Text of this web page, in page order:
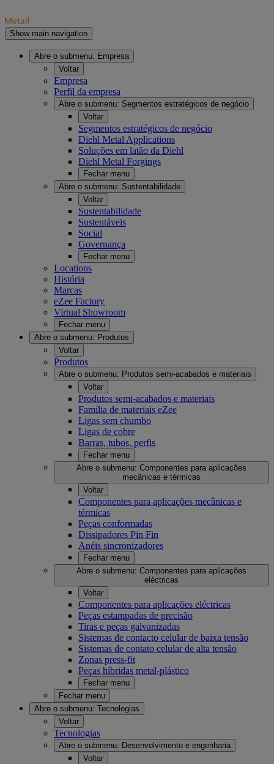
Show main navigation
Abre o submenu: Empresa
Voltar
Empresa
Perfil da empresa
Abre o submenu: Segmentos estratégicos de negócio
Voltar
Segmentos estratégicos de negócio
Diehl Metal Applications
Soluções em latão da Diehl
Diehl Metal Forgings
Fechar menu
Abre o submenu: Sustentabilidade
Voltar
Sustentabilidade
Sustentáveis
Social
Governança
Fechar menu
Locations
História
Marcas
eZee Factory
Virtual Showroom
Fechar menu
Abre o submenu: Produtos
Voltar
Produtos
Abre o submenu: Produtos semi-acabados e materiais
Voltar
Produtos semi-acabados e materiais
Família de materiais eZee
Ligas sem chumbo
Ligas de cobre
Barras, tubos, perfis
Fechar menu
Abre o submenu: Componentes para aplicações
mecânicas e térmicas
Voltar
Componentes para aplicações mecânicas e
térmicas
Peças conformadas
Dissipadores Pin Fin
Anéis sincronizadores
Fechar menu
Abre o submenu: Componentes para aplicações
eléctricas
Voltar
Componentes para aplicações eléctricas
Peças estampadas de precisão
Tiras e peças galvanizadas
Sistemas de contacto celular de baixa tensão
Sistemas de contato celular de alta tensão
Zonas press-fit
Peças híbridas metal-plástico
Fechar menu
Fechar menu
Abre o submenu: Tecnologias
Voltar
Tecnologias
Abre o submenu: Desenvolvimento e engenharia
Voltar